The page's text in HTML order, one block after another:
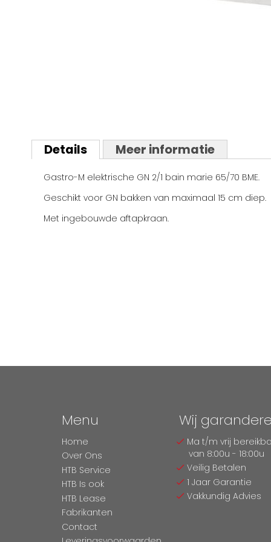
van
de
afbeeldingen-
gallerij
Details
Gastro-M elektrische GN 2/1 bain marie 65/70 BME.
Geschikt voor GN bakken van maximaal 15 cm diep.
Met ingebouwde aftapkraan.
Meer informatie
Menu
Home
Over Ons
HTB Service
HTB Is ook
HTB Lease
Fabrikanten
Contact
Wij
Ma t/m vrij
van 8:00u - 18:00u
Veilig Betalen
1 Jaar Garantie
Vakkundig Advies